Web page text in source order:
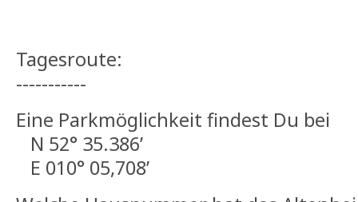
Tagesroute:
-----------
Eine Parkmöglichkeit findest Du bei
N 52° 35.386’
E 010° 05,708’